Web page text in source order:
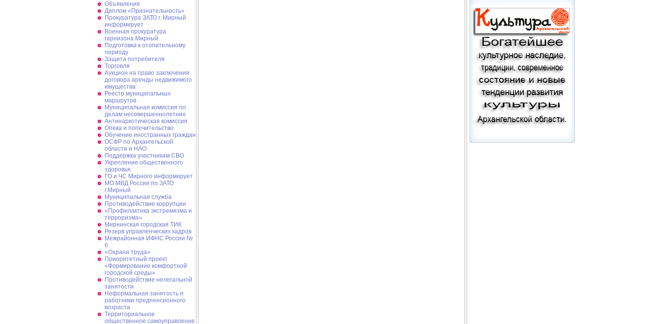
Объявления
Диплом «Признательность»
Прокуратура ЗАТО г. Мирный
информирует
Военная прокуратура
гарнизона Мирный
Подготовка к отопительному
периоду
Защита потребителя
Торговля
Аукцион на право заключения
договора аренды недвижимого
имущества
Реестр муниципальных
маршрутов
Муниципальная комиссия по
делам несовершеннолетних
Антинаркотическая комиссия
Опека и попечительство
Обучение иностранных граждан
ОСФР по Архангельской
области и НАО
Поддержка участникам СВО
Укрепление общественного
здоровья
ГО и ЧС Мирного информирует
МО МВД России по ЗАТО
г.Мирный
Муниципальная cлужба
Противодействие коррупции
«Профилактика экстремизма и
терроризма»
Мирнинская городская ТИК
Резерв управленческих кадров
Межрайонная ИФНС России №
6
«Охрана труда»
Приоритетный проект
«Формирование комфортной
городской среды»
Противодействие нелегальной
занятости
Неформальная занятость и
работники предпенсионного
возраста
Территориальное
общественное самоуправление